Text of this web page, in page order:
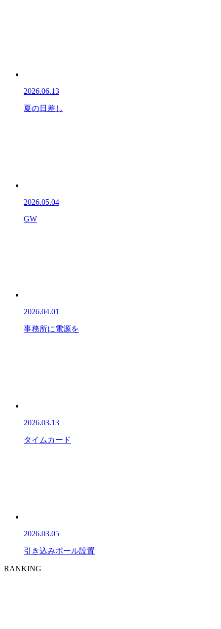
2026.06.13
夏の日差し
2026.05.04
GW
2026.04.01
事務所に電源を
2026.03.13
タイムカード
2026.03.05
引き込みポール設置
RANKING